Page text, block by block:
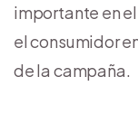
importante en
el consumidor
de la campaña.